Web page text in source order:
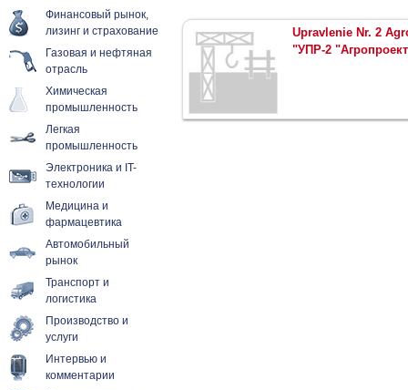
Финансовый рынок,
лизинг и страхование
Газовая и нефтяная
отрасль
Химическая
промышленность
Легкая
промышленность
Электроника и IT-
технологии
Медицина и
фармацевтика
Автомобильный
рынок
Транспорт и
логистика
Производство и
услуги
Интервью и
комментарии
Upravlenie Nr. 2
"УПР-2